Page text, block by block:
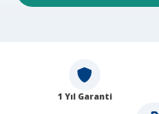
1 Yıl Garanti